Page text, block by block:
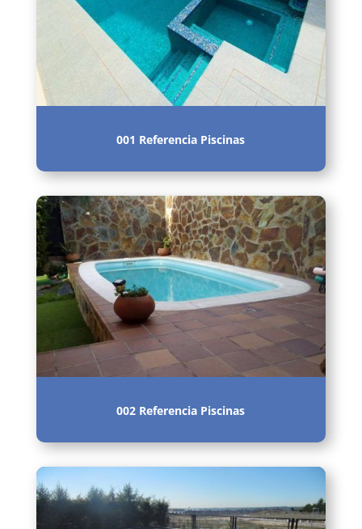
001 Referencia Piscinas
002 Referencia Piscinas